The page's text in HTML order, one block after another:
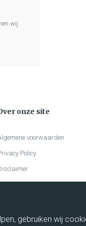
wij
onze site
voorwaarden
Policy
gebruiken wij